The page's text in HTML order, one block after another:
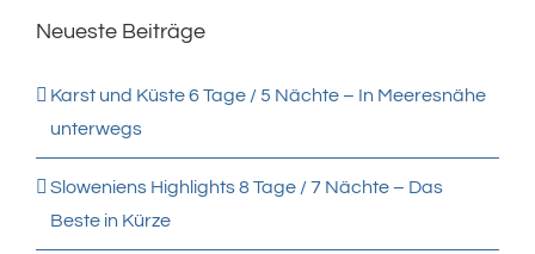
Neueste Beiträge
Karst und Küste 6 Tage / 5 Nächte – In Meeresnähe
unterwegs
Sloweniens Highlights 8 Tage / 7 Nächte – Das
Beste in Kürze